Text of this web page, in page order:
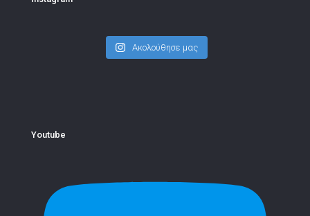
Ακολούθησε μας
Youtube